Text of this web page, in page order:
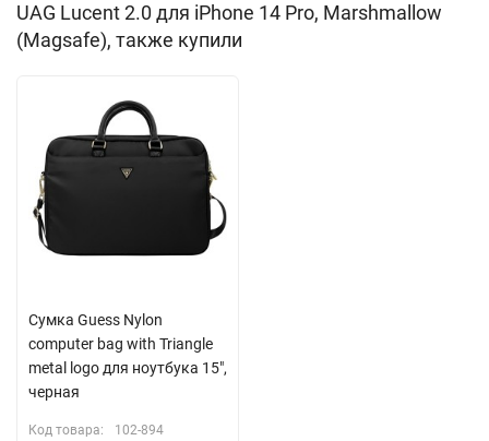
Встроенный магнитный модуль MagSafe
Не скользит в руках, приятный на ощупь
UAG Lucent 2.0 для iPhone 14 Pro, Marshmallow
(Magsafe), также купили
Сумка Guess Nylon
computer bag with Triangle
metal logo для ноутбука 15",
черная
Код товара: 102-894